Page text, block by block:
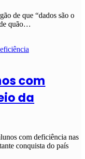
de que “dados são o
quão…
com
da
com deficiência nas
conquista do país